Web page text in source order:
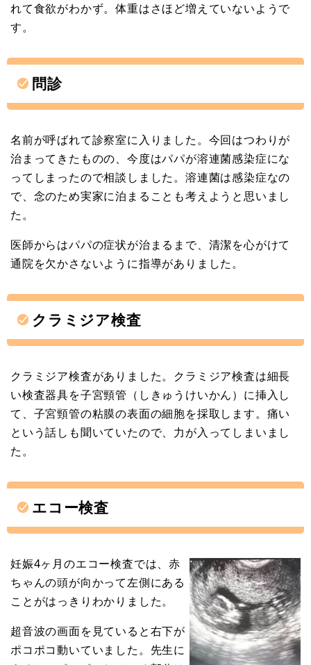
れて食欲がわかず。体重はさほど増えていないようで
す。
問診
名前が呼ばれて診察室に入りました。今回はつわりが
治まってきたものの、今度はパパが溶連菌感染症にな
ってしまったので相談しました。溶連菌は感染症なの
で、念のため実家に泊まることも考えようと思いまし
た。
医師からはパパの症状が治まるまで、清潔を心がけて
通院を欠かさないように指導がありました。
クラミジア検査
クラミジア検査がありました。クラミジア検査は細長
い検査器具を子宮頸管（しきゅうけいかん）に挿入し
て、子宮頸管の粘膜の表面の細胞を採取します。痛い
という話しも聞いていたので、力が入ってしまいまし
た。
エコー検査
妊娠4ヶ月のエコー検査では、赤
ちゃんの頭が向かって左側にある
ことがはっきりわかりました。
超音波の画面を見ていると右下が
ポコポコ動いていました。先生に